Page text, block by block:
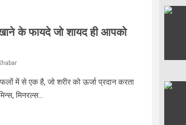
के फायदे जो शायद ही आपको
में से एक है, जो शरीर को ऊर्जा प्रदान करता
मिनरल्स...